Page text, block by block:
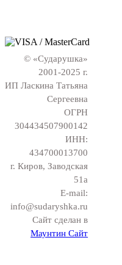
© «Сударушка»
2001-2025 г.
ИП Ласкина Татьяна
Сергеевна
ОГРН
304434507900142
ИНН:
434700013700
г. Киров, Заводская
51а
E-mail:
info@sudaryshka.ru
Сайт сделан в
Маунтин Сайт